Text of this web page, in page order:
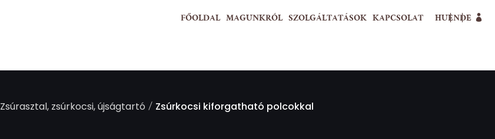
FŐOLDAL MAGUNKRÓL SZOLGÁLTATÁSOK KAPCSOLAT HUENDE
Zsúrasztal, zsúrkocsi, újságtartó / Zsúrkocsi kiforgatható polcokkal